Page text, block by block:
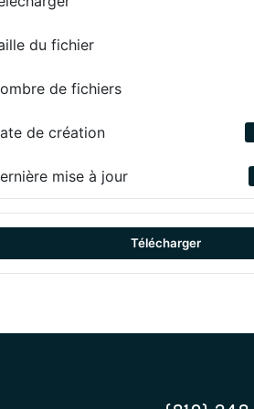
Télécharger
du fichier
de fichiers
de création
mise à jour